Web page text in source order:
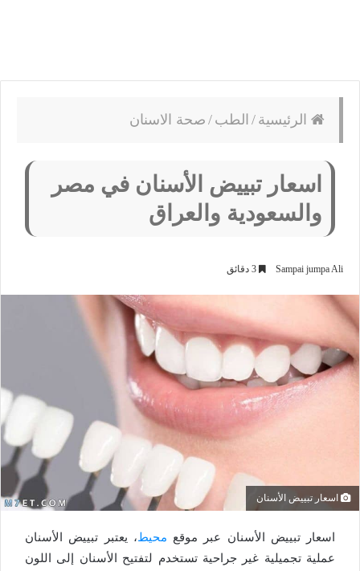
الرئيسية / الطب / صحة الاسنان
اسعار تبييض الأسنان في مصر
والسعودية والعراق
Sampai jumpa Ali
اسعار تبييض الأسنان
اسعار تبييض الأسنان عبر موقع محيط، يعتبر تبييض الأسنان
عملية تجميلية غير جراحية تستخدم لتفتيح الأسنان إلى اللون